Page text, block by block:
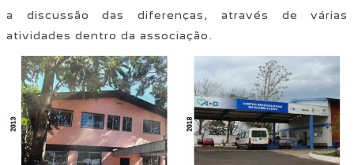
a discussão das diferenças, através de várias
atividades dentro da associação.